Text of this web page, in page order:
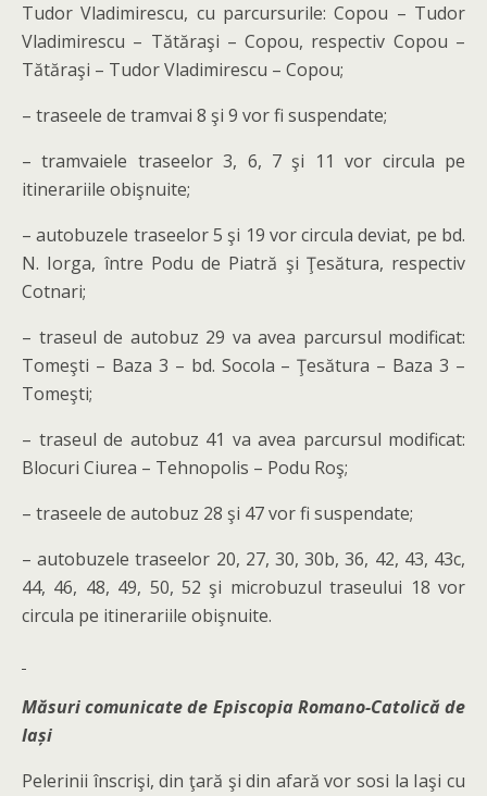
Tudor Vladimirescu, cu parcursurile: Copou – Tudor
Vladimirescu – Tătăraşi – Copou, respectiv Copou –
Tătăraşi – Tudor Vladimirescu – Copou;
– traseele de tramvai 8 şi 9 vor fi suspendate;
– tramvaiele traseelor 3, 6, 7 şi 11 vor circula pe
itinerariile obişnuite;
– autobuzele traseelor 5 şi 19 vor circula deviat, pe bd.
N. Iorga, între Podu de Piatră şi Ţesătura, respectiv
Cotnari;
– traseul de autobuz 29 va avea parcursul modificat:
Tomeşti – Baza 3 – bd. Socola – Ţesătura – Baza 3 –
Tomeşti;
– traseul de autobuz 41 va avea parcursul modificat:
Blocuri Ciurea – Tehnopolis – Podu Roş;
– traseele de autobuz 28 şi 47 vor fi suspendate;
– autobuzele traseelor 20, 27, 30, 30b, 36, 42, 43, 43c,
44, 46, 48, 49, 50, 52 şi microbuzul traseului 18 vor
circula pe itinerariile obişnuite.
Măsuri comunicate de Episcopia Romano-Catolică de
Iași
Pelerinii înscrişi, din ţară şi din afară vor sosi la Iaşi cu